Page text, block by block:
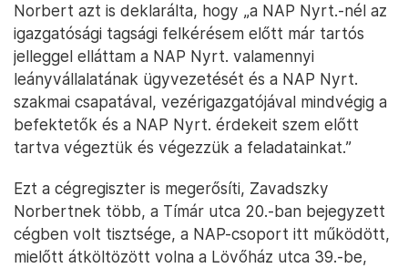
Norbert azt is deklarálta, hogy „a NAP Nyrt.-nél az
igazgatósági tagsági felkérésem előtt már tartós
jelleggel elláttam a NAP Nyrt. valamennyi
leányvállalatának ügyvezetését és a NAP Nyrt.
szakmai csapatával, vezérigazgatójával mindvégig a
befektetők és a NAP Nyrt. érdekeit szem előtt
tartva végeztük és végezzük a feladatainkat.”
Ezt a cégregiszter is megerősíti, Zavadszky
Norbertnek több, a Tímár utca 20.-ban bejegyzett
cégben volt tisztsége, a NAP-csoport itt működött,
mielőtt átköltözött volna a Lövőház utca 39.-be,